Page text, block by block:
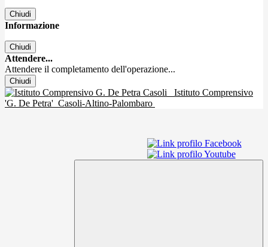
Chiudi
Informazione
Chiudi
Attendere...
Attendere il completamento dell'operazione...
Chiudi
Istituto Comprensivo
'G. De Petra' Casoli-Altino-Palombaro